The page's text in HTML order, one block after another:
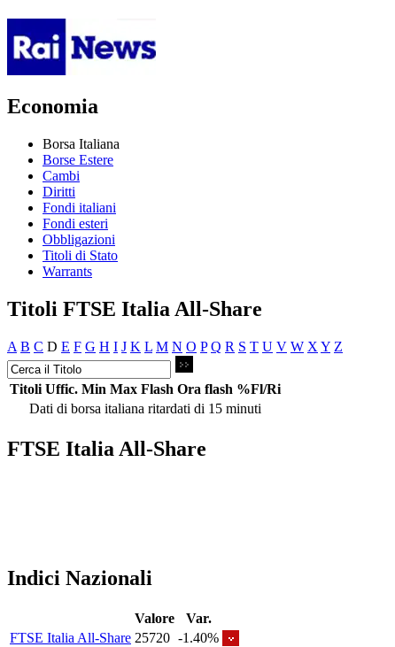
Economia
Borsa Italiana
Borse Estere
Cambi
Diritti
Fondi italiani
Fondi esteri
Obbligazioni
Titoli di Stato
Warrants
Titoli FTSE Italia All-Share
A B C D E F G H I J K L M N O P Q R S T U V W X Y Z
Titoli Uffic. Min Max Flash Ora flash %Fl/Ri
Dati di borsa italiana ritardati di 15 minuti
FTSE Italia All-Share
Indici Nazionali
Valore
Var.
FTSE Italia All-Share 25720 -1.40%